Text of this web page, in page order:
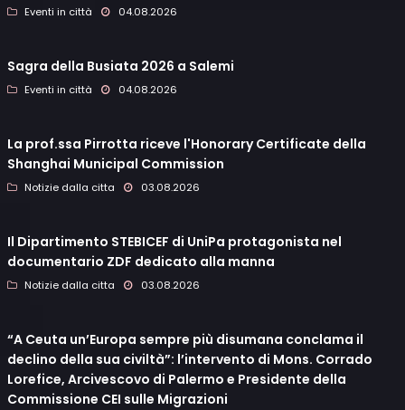
Eventi in città 04.08.2026
Sagra della Busiata 2026 a Salemi
Eventi in città 04.08.2026
La prof.ssa Pirrotta riceve l'Honorary Certificate della
Shanghai Municipal Commission
Notizie dalla citta 03.08.2026
Il Dipartimento STEBICEF di UniPa protagonista nel
documentario ZDF dedicato alla manna
Notizie dalla citta 03.08.2026
“A Ceuta un’Europa sempre più disumana conclama il
declino della sua civiltà”: l’intervento di Mons. Corrado
Lorefice, Arcivescovo di Palermo e Presidente della
Commissione CEI sulle Migrazioni